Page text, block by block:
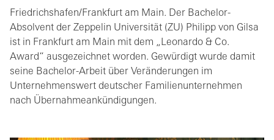
Friedrichshafen/Frankfurt am Main. Der Bachelor-
Absolvent der Zeppelin Universität (ZU) Philipp von Gilsa
ist in Frankfurt am Main mit dem „Leonardo & Co.
Award“ ausgezeichnet worden. Gewürdigt wurde damit
seine Bachelor-Arbeit über Veränderungen im
Unternehmenswert deutscher Familienunternehmen
nach Übernahmeankündigungen.